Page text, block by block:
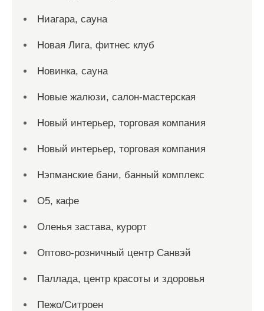
Ниагара, сауна
Новая Лига, фитнес клуб
Новинка, сауна
Новые жалюзи, салон-мастерская
Новый интерьер, торговая компания
Новый интерьер, торговая компания
Нэпманские бани, банный комплекс
О5, кафе
Оленья застава, курорт
Оптово-розничный центр Санвэй
Паллада, центр красоты и здоровья
Пежо/Ситроен